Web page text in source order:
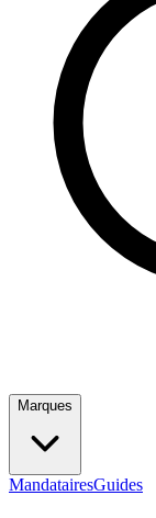
Marques
MandatairesGuides